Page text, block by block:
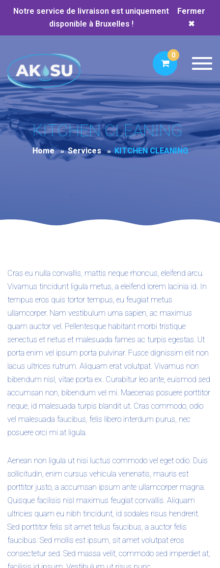
Notre service de livraison est uniquement
disponible à Bruxelles !
Fermer
✖
0
KITCHEN CLEANING
Home Services KITCHEN CLEANING
Cras eu nulla convallis, mattis neque rhoncus, eleifend arcu.
Vivamus tincidunt ligula metus, a eleifend lorem lacinia id. In
tempus eros quis tortor tempus, eu feugiat metus
ullamcorper. Nam vestibulum urna sapien, ac maximus
quam auctor vel. Pellentesque habitant morbi tristique
senectus et netus et malesuada fames ac turpis egestas. Ut
porta enim vel ipsum porta pulvinar. Fusce dignissim elit non
lacus ultrices rutrum. Aliquam erat volutpat. Vivamus non
bibendum nisl, vitae porta ex. Curabitur leo ante, euismod sed
accumsan non, bibendum vel mi. Maecenas posuere porttitor
neque, id malesuada turpis blandit ut. Cras commodo, odio
vel malesuada faucibus, felis libero interdum purus, nec
posuere orci mi at ligula.
Aenean non ligula ut nisi luctus commodo vel eget odio. Duis
sollicitudin, enim cursus vehicula venenatis, mauris est
porttitor justo, a accumsan ipsum ante ullamcorper magna.
Quisque facilisis nisl maximus feugiat convallis. Aliquam
ultricies quam eu nibh tincidunt, id sodales risus hendrerit.
Sed porttitor felis sit amet tellus faucibus, a auctor felis
faucibus. Sed mollis est ipsum, sit amet volutpat eros
consectetur sed. Sed massa velit, commodo sed imperdiet at,